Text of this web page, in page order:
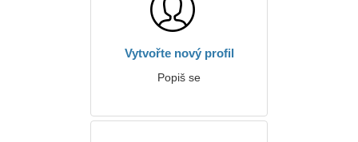
Vytvořte nový profil
Popiš se